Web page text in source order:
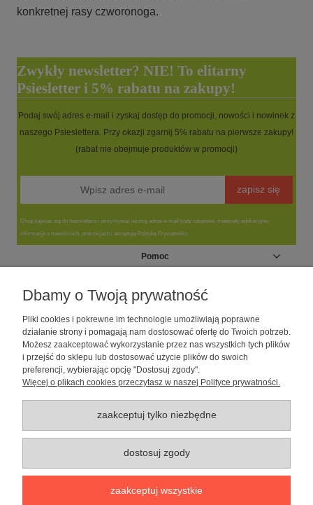
konkretnej rasy czworonoga.
Zwykły newsletter? NIE! To elitarny
Psiesletter i 5% rabatu na zakupy!
Podaj swój adres e-mail i zyskaj dostęp do promocji, nowości i nowinek z
naszego Psieslettera. Przy okazji zgarnij 5% rabatu na pierwsze zakupy!
(rabat nie obejmuje produktów w promocji)
zapisz się
Chcę zapisać się do newslettera i otrzymywać na mój adres e-mail kody rabatowe, materiały edukacyjne,
informacje o nowościach, promocjach i akceptuję Politykę Prywatności.
Pomoc
Moje konto
Informacje
O nas
Sklep dla psów caniLOVE| NIP: 5251057141 | ul. Strzelecka 54/56, 64-
010 Krzywiń, woj. wielkopolskie | telefon: 600 189 631, e-mail:
sklep@canilove.pl
Realizacja:Centrum Usług E-Commerce Łukasz Wiśniewski2021 |
Oprogramowanie:Shoper
Sklep internetowy Shoper Premium
Dbamy o Twoją prywatność
Pliki cookies i pokrewne im technologie umożliwiają poprawne
działanie strony i pomagają nam dostosować ofertę do Twoich potrzeb.
Możesz zaakceptować wykorzystanie przez nas wszystkich tych plików
i przejść do sklepu lub dostosować użycie plików do swoich
preferencji, wybierając opcję "Dostosuj zgody".
Więcej o plikach cookies przeczytasz w naszej Polityce prywatności.
zaakceptuj tylko niezbędne
dostosuj zgody
zaakceptuj wszystkie